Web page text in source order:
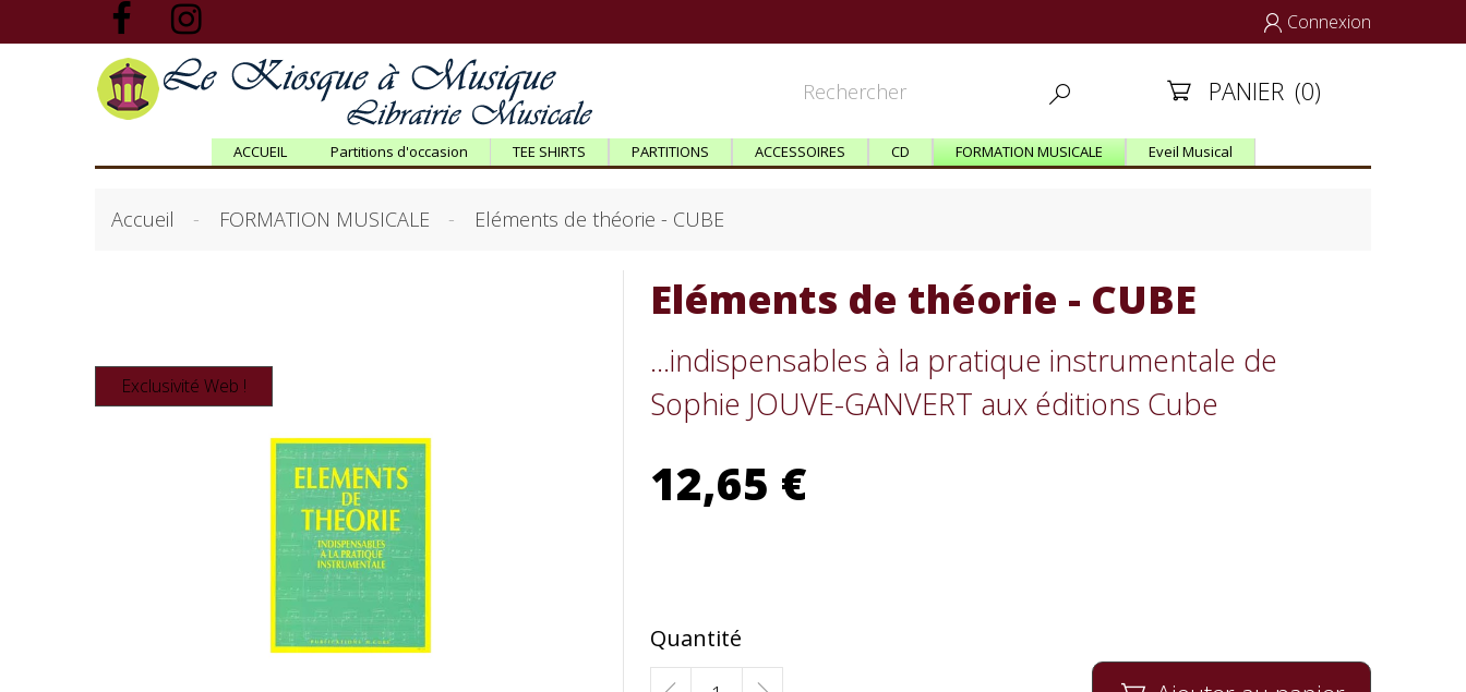
 Connexion
  PANIER (0)
ACCUEIL Partitions d'occasion TEE SHIRTS PARTITIONS ACCESSOIRES CD FORMATION MUSICALE Eveil Musical
Accueil FORMATION MUSICALE Eléments de théorie - CUBE
Exclusivité Web !
Eléments de théorie - CUBE
...indispensables à la pratique instrumentale de
Sophie JOUVE-GANVERT aux éditions Cube
12,65 €
Quantité